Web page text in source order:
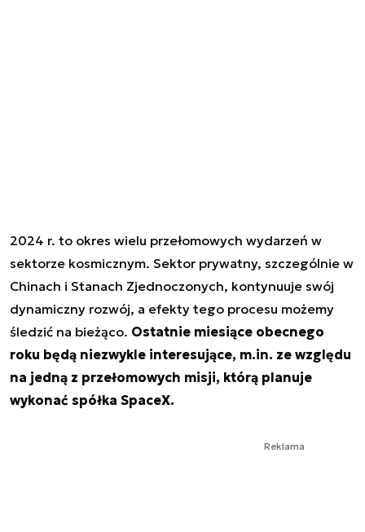
2024 r. to okres wielu przełomowych wydarzeń w
sektorze kosmicznym. Sektor prywatny, szczególnie w
Chinach i Stanach Zjednoczonych, kontynuuje swój
dynamiczny rozwój, a efekty tego procesu możemy
śledzić na bieżąco. Ostatnie miesiące obecnego
roku będą niezwykle interesujące, m.in. ze względu
na jedną z przełomowych misji, którą planuje
wykonać spółka SpaceX.
Reklama